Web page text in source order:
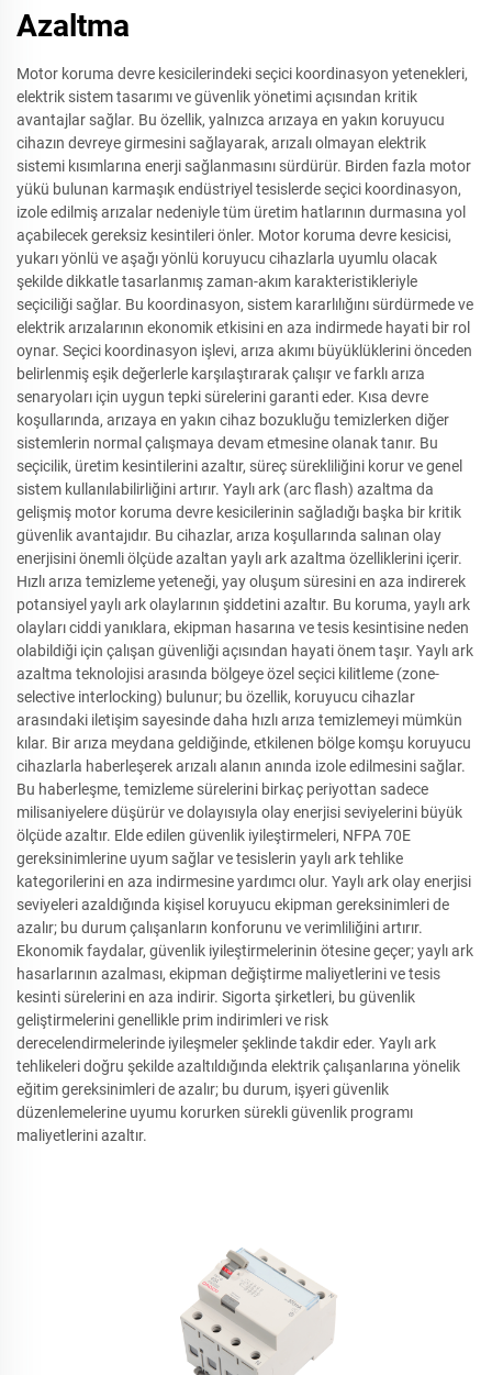
Azaltma
Motor koruma devre kesicilerindeki seçici koordinasyon yetenekleri,
elektrik sistem tasarımı ve güvenlik yönetimi açısından kritik
avantajlar sağlar. Bu özellik, yalnızca arızaya en yakın koruyucu
cihazın devreye girmesini sağlayarak, arızalı olmayan elektrik
sistemi kısımlarına enerji sağlanmasını sürdürür. Birden fazla motor
yükü bulunan karmaşık endüstriyel tesislerde seçici koordinasyon,
izole edilmiş arızalar nedeniyle tüm üretim hatlarının durmasına yol
açabilecek gereksiz kesintileri önler. Motor koruma devre kesicisi,
yukarı yönlü ve aşağı yönlü koruyucu cihazlarla uyumlu olacak
şekilde dikkatle tasarlanmış zaman-akım karakteristikleriyle
seçiciliği sağlar. Bu koordinasyon, sistem kararlılığını sürdürmede ve
elektrik arızalarının ekonomik etkisini en aza indirmede hayati bir rol
oynar. Seçici koordinasyon işlevi, arıza akımı büyüklüklerini önceden
belirlenmiş eşik değerlerle karşılaştırarak çalışır ve farklı arıza
senaryoları için uygun tepki sürelerini garanti eder. Kısa devre
koşullarında, arızaya en yakın cihaz bozukluğu temizlerken diğer
sistemlerin normal çalışmaya devam etmesine olanak tanır. Bu
seçicilik, üretim kesintilerini azaltır, süreç sürekliliğini korur ve genel
sistem kullanılabilirliğini artırır. Yaylı ark (arc flash) azaltma da
gelişmiş motor koruma devre kesicilerinin sağladığı başka bir kritik
güvenlik avantajıdır. Bu cihazlar, arıza koşullarında salınan olay
enerjisini önemli ölçüde azaltan yaylı ark azaltma özelliklerini içerir.
Hızlı arıza temizleme yeteneği, yay oluşum süresini en aza indirerek
potansiyel yaylı ark olaylarının şiddetini azaltır. Bu koruma, yaylı ark
olayları ciddi yanıklara, ekipman hasarına ve tesis kesintisine neden
olabildiği için çalışan güvenliği açısından hayati önem taşır. Yaylı ark
azaltma teknolojisi arasında bölgeye özel seçici kilitleme (zone-
selective interlocking) bulunur; bu özellik, koruyucu cihazlar
arasındaki iletişim sayesinde daha hızlı arıza temizlemeyi mümkün
kılar. Bir arıza meydana geldiğinde, etkilenen bölge komşu koruyucu
cihazlarla haberleşerek arızalı alanın anında izole edilmesini sağlar.
Bu haberleşme, temizleme sürelerini birkaç periyottan sadece
milisaniyelere düşürür ve dolayısıyla olay enerjisi seviyelerini büyük
ölçüde azaltır. Elde edilen güvenlik iyileştirmeleri, NFPA 70E
gereksinimlerine uyum sağlar ve tesislerin yaylı ark tehlike
kategorilerini en aza indirmesine yardımcı olur. Yaylı ark olay enerjisi
seviyeleri azaldığında kişisel koruyucu ekipman gereksinimleri de
azalır; bu durum çalışanların konforunu ve verimliliğini artırır.
Ekonomik faydalar, güvenlik iyileştirmelerinin ötesine geçer; yaylı ark
hasarlarının azalması, ekipman değiştirme maliyetlerini ve tesis
kesinti sürelerini en aza indirir. Sigorta şirketleri, bu güvenlik
geliştirmelerini genellikle prim indirimleri ve risk
derecelendirmelerinde iyileşmeler şeklinde takdir eder. Yaylı ark
tehlikeleri doğru şekilde azaltıldığında elektrik çalışanlarına yönelik
eğitim gereksinimleri de azalır; bu durum, işyeri güvenlik
düzenlemelerine uyumu korurken sürekli güvenlik programı
maliyetlerini azaltır.